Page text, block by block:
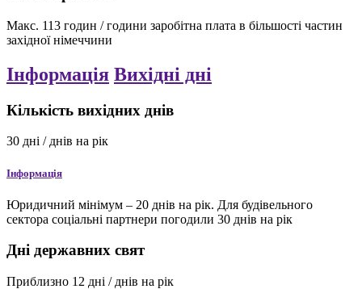
Макс. 113 годин / години заробітна плата в більшості частин
західної німеччини
Інформація Вихідні дні
Кількість вихідних днів
30 дні / днів на рік
Інформація
Юридичний мінімум – 20 днів на рік. Для будівельного
сектора соціальні партнери погодили 30 днів на рік
Дні державних свят
Приблизно 12 дні / днів на рік